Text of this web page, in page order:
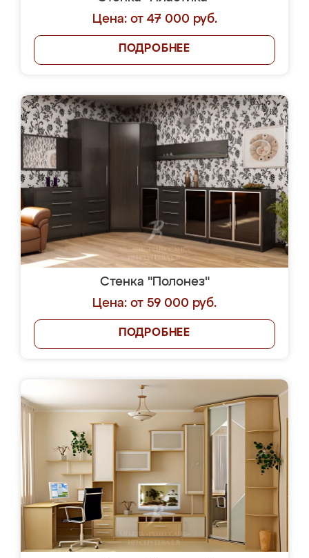
Цена: от 47 000 руб.
ПОДРОБНЕЕ
Стенка "Полонез"
Цена: от 59 000 руб.
ПОДРОБНЕЕ